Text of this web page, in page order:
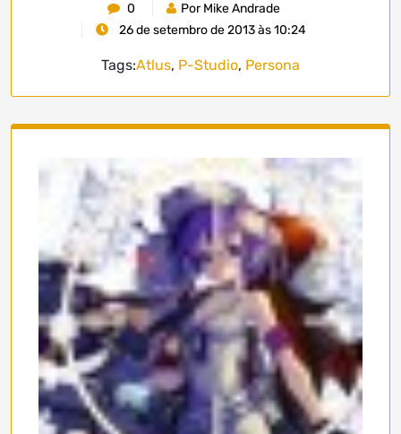
0
Por Mike Andrade
26 de setembro de 2013 às 10:24
Tags:Atlus, P-Studio, Persona